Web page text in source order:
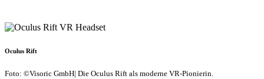
Oculus Rift
Foto: ©Visoric GmbH| Die Oculus Rift als moderne VR-Pionierin.